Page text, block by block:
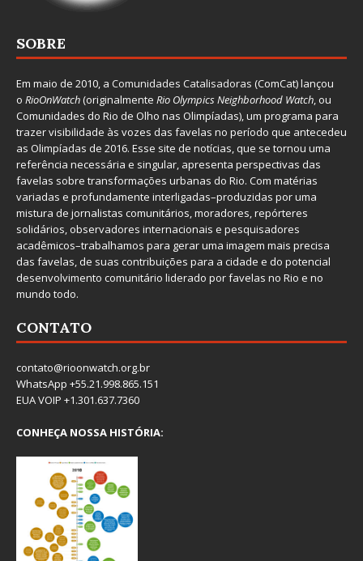
SOBRE
Em maio de 2010, a Comunidades Catalisadoras (ComCat) lançou
o RioOnWatch(originalmente Rio Olympics Neighborhood Watch, ou
Comunidades do Rio de Olho nas Olimpíadas), um programa para
trazer visibilidade às vozes das favelas no período que antecedeu
as Olimpíadas de 2016. Esse site de notícias, que se tornou uma
referência necessária e singular, apresenta perspectivas das
favelas sobre transformações urbanas do Rio. Com matérias
variadas e profundamente interligadas–produzidas por uma
mistura de jornalistas comunitários, moradores, repórteres
solidários, observadores internacionais e pesquisadores
acadêmicos–trabalhamos para gerar uma imagem mais precisa
das favelas, de suas contribuições para a cidade e do potencial
desenvolvimento comunitário liderado por favelas no Rio e no
mundo todo.
CONTATO
contato@rioonwatch.org.br
WhatsApp +55.21.998.865.151
EUA VOIP +1.301.637.7360
CONHEÇA NOSSA HISTÓRIA: